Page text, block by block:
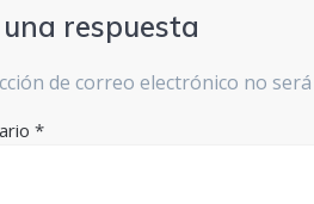
respuesta
de correo electrónico no
*